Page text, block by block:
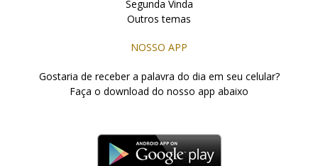
Segunda Vinda
Outros temas
NOSSO APP
Gostaria de receber a palavra do dia em seu celular?
Faça o download do nosso app abaixo